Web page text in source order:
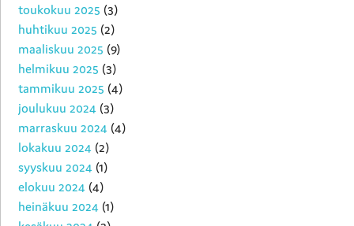
toukokuu 2025 (3)
huhtikuu 2025 (2)
maaliskuu 2025 (9)
helmikuu 2025 (3)
tammikuu 2025 (4)
joulukuu 2024 (3)
marraskuu 2024 (4)
lokakuu 2024 (2)
syyskuu 2024 (1)
elokuu 2024 (4)
heinäkuu 2024 (1)